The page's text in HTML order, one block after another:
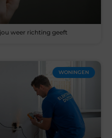
weer richting geeft
WONINGEN